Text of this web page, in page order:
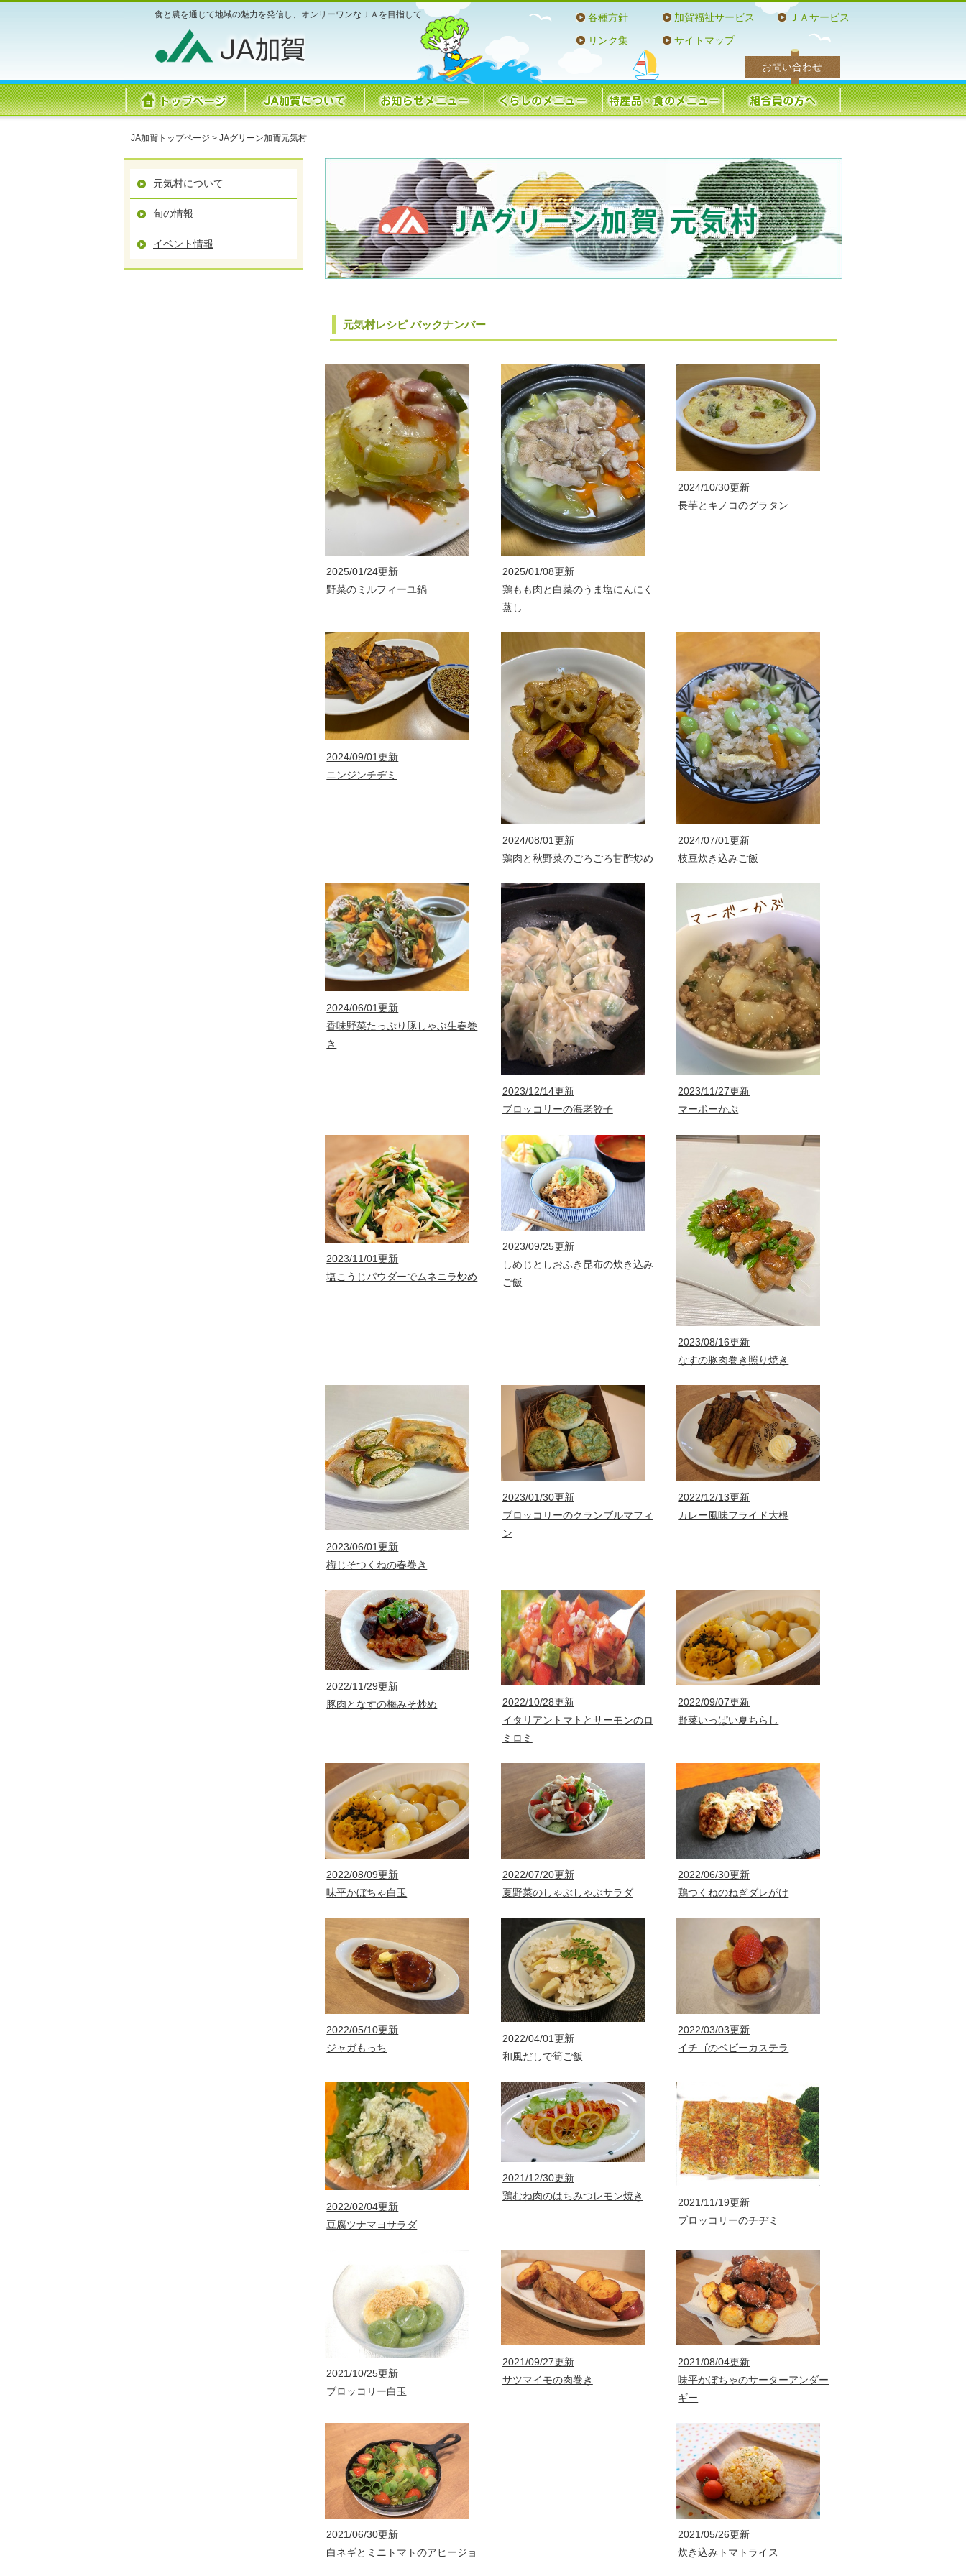
食と農を通じて地域の魅力を発信し、オンリーワンなＪＡを目指して
お問い合わせ
各種方針 加賀福祉サービス
ＪＡサービス
リンク集
サイトマップ
JA加賀トップページ > JAグリーン加賀元気村
元気村について
旬の情報
イベント情報
元気村レシピ バックナンバー
2025/01/24更新
野菜のミルフィーユ鍋
2025/01/08更新
鶏もも肉と白菜のうま塩にんにく
蒸し
2024/10/30更新
長芋とキノコのグラタン
2024/09/01更新
ニンジンチヂミ
2024/08/01更新
鶏肉と秋野菜のごろごろ甘酢炒め
2024/07/01更新
枝豆炊き込みご飯
2024/06/01更新
香味野菜たっぷり豚しゃぶ生春巻
き
2023/12/14更新
ブロッコリーの海老餃子
2023/11/27更新
マーボーかぶ
2023/11/01更新
塩こうじパウダーでムネニラ炒め
2023/09/25更新
しめじとしおふき昆布の炊き込み
ご飯
2023/08/16更新
なすの豚肉巻き照り焼き
2023/06/01更新
梅じそつくねの春巻き
2023/01/30更新
ブロッコリーのクランブルマフィ
ン
2022/12/13更新
カレー風味フライド大根
2022/11/29更新
豚肉となすの梅みそ炒め
2022/10/28更新
イタリアントマトとサーモンのロ
ミロミ
2022/09/07更新
野菜いっぱい夏ちらし
2022/08/09更新
味平かぼちゃ白玉
2022/07/20更新
夏野菜のしゃぶしゃぶサラダ
2022/06/30更新
鶏つくねのねぎダレがけ
2022/05/10更新
ジャガもっち
2022/04/01更新
和風だしで筍ご飯
2022/03/03更新
イチゴのベビーカステラ
2022/02/04更新
豆腐ツナマヨサラダ
2021/12/30更新
鶏むね肉のはちみつレモン焼き
2021/11/19更新
ブロッコリーのチヂミ
2021/10/25更新
ブロッコリー白玉
2021/09/27更新
サツマイモの肉巻き
2021/08/04更新
味平かぼちゃのサーターアンダー
ギー
2021/06/30更新
白ネギとミニトマトのアヒージョ
2021/05/26更新
炊き込みトマトライス